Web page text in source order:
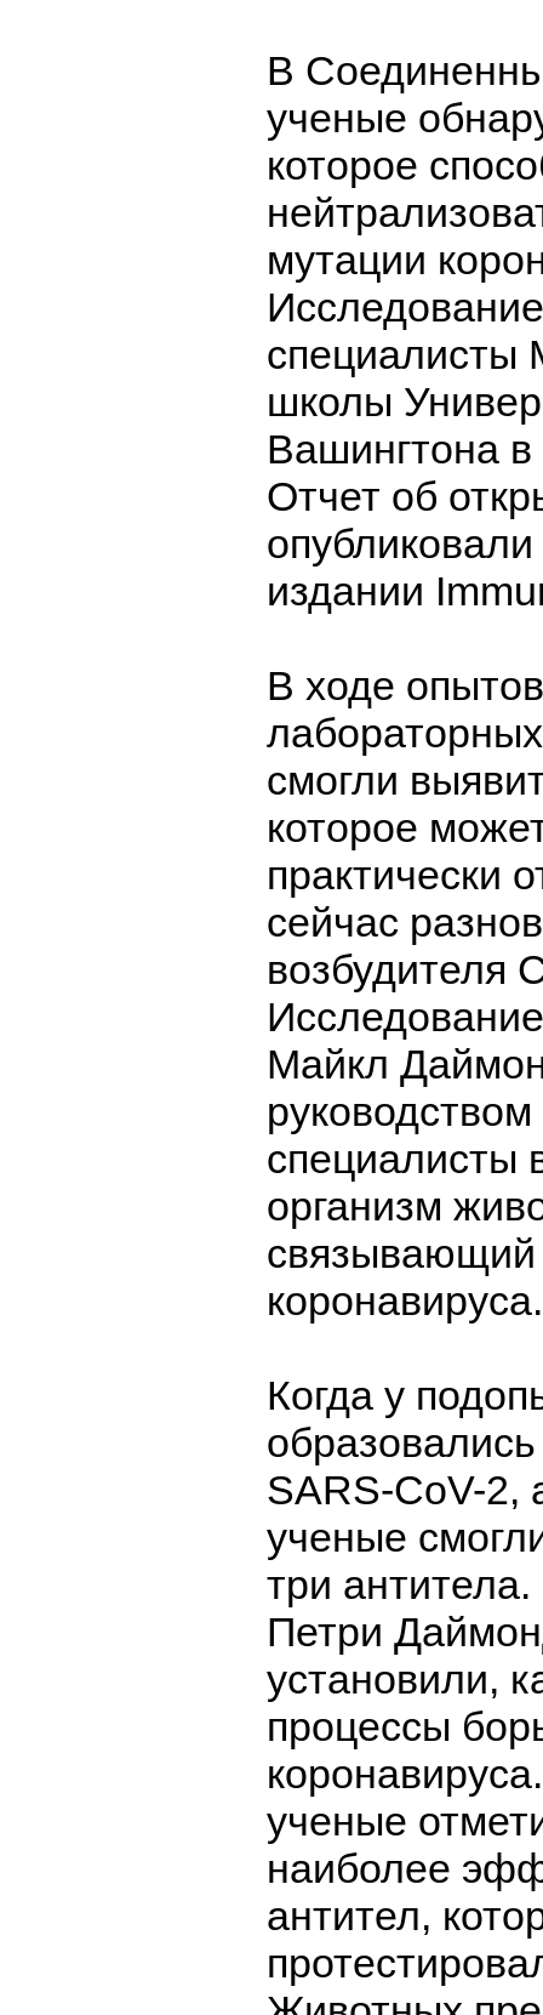
В
ученые
которое
мутации
специалисты
школы
Вашингтона
Отчет об
издании
В ходе
смогли
которое
практически
сейчас
возбудителя
Майкл
руководством
специалисты
организм
связывающий
коронавируса.
Когда у
SARS-CoV-2,
ученые
три
Петри
установили,
процессы
ученые
наиболее
антител,